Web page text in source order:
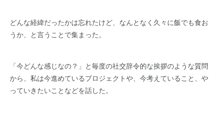
どんな経緯だったかは忘れたけど、なんとなく久々に飯でも食お
うか、と言うことで集まった。
「今どんな感じなの？」と毎度の社交辞令的な挨拶のような質問
から、私は今進めているプロジェクトや、今考えていること、や
っていきたいことなどを話した。